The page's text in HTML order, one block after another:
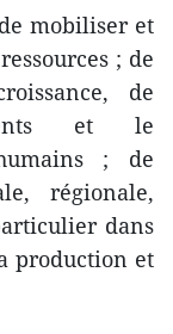
mobiliser et
; de
de
et le
; de
régionale,
dans
production et